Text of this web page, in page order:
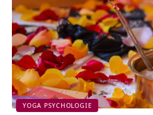
YOGA PSYCHOLOGIE